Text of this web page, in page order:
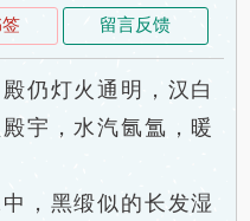
留言反馈
灯火通明，汉白
宇，水汽氤氲，暖
，黑缎似的长发湿